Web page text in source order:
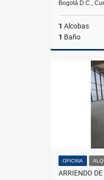
Bogotá D.C.,
1 Alcobas
1 Baño
OFICINA
ARRIENDO